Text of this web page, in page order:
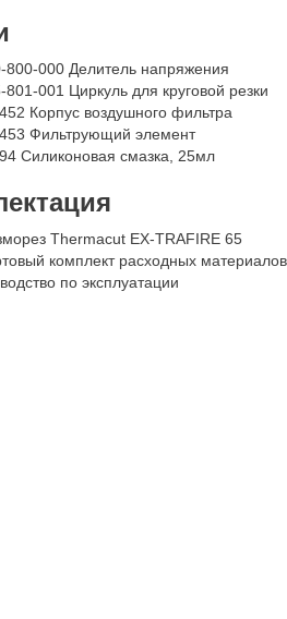
800-000 Делитель напряжения
801-001 Циркуль для круговой резки
Корпус воздушного фильтра
Фильтрующий элемент
Силиконовая смазка, 25мл
Thermacut EX-TRAFIRE 65
комплект расходных материалов
по эксплуатации